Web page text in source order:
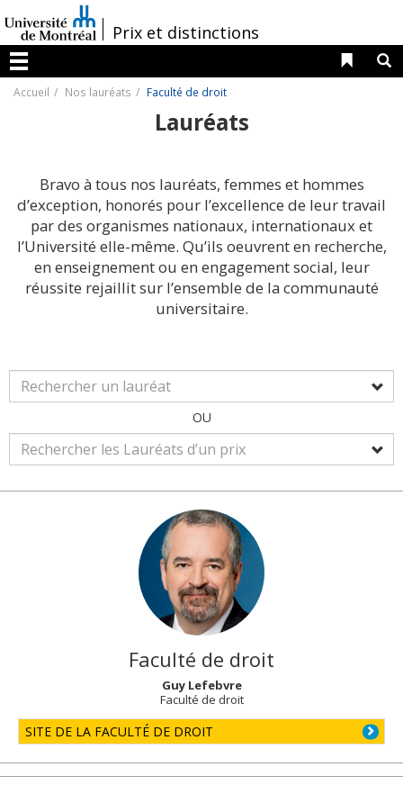
au
contenu
/Prix et distinctions
Menu
Liens
Accueil Nos lauréats Faculté de droit
Lauréats
Bravo à tous nos lauréats, femmes et hommes
d’exception, honorés pour l’excellence de leur travail
par des organismes nationaux, internationaux et
l’Université elle-même. Qu’ils oeuvrent en recherche,
en enseignement ou en engagement social, leur
réussite rejaillit sur l’ensemble de la communauté
universitaire.
OU
Faculté de droit
Guy Lefebvre
Faculté de droit
SITE DE LA FACULTÉ DE DROIT